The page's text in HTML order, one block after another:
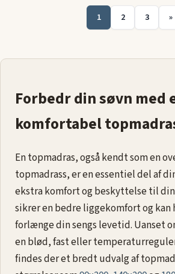
1 2 3 »
Forbedr din søvn med
komfortabel
En topmadras, også kendt som en
topmadrass, er en essentiel del af
ekstra komfort og beskyttelse til din
sikrer en bedre liggekomfort og
forlænge din sengs levetid. Uanset
en blød, fast eller
findes der et bredt udvalg af